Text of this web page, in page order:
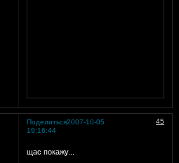
Поделиться 45
2007-10-05
19:16:44
щас покажу...